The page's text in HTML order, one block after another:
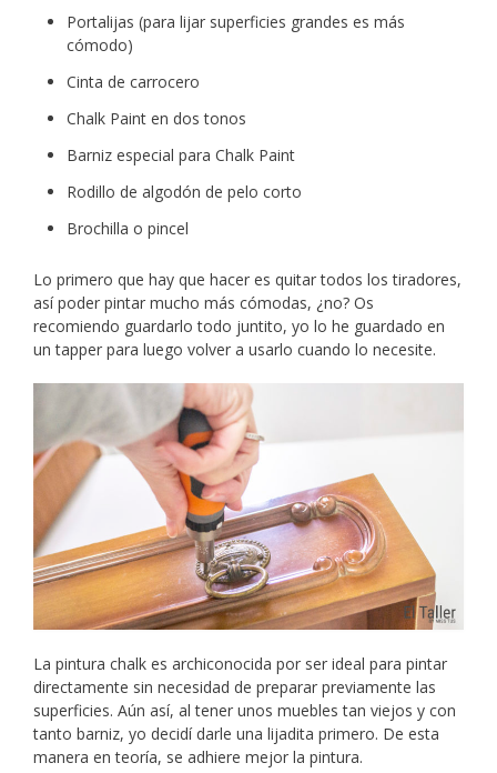
Portalijas (para lijar superficies grandes es más
cómodo)
Cinta de carrocero
Chalk Paint en dos tonos
Barniz especial para Chalk Paint
Rodillo de algodón de pelo corto
Brochilla o pincel
Lo primero que hay que hacer es quitar todos los tiradores,
así poder pintar mucho más cómodas, ¿no? Os
recomiendo guardarlo todo juntito, yo lo he guardado en
un tapper para luego volver a usarlo cuando lo necesite.
La pintura chalk es archiconocida por ser ideal para pintar
directamente sin necesidad de preparar previamente las
superficies. Aún así, al tener unos muebles tan viejos y con
tanto barniz, yo decidí darle una lijadita primero. De esta
manera en teoría, se adhiere mejor la pintura.